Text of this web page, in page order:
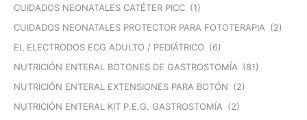
CUIDADOS NEONATALES CATÉTER PICC (1)
CUIDADOS NEONATALES PROTECTOR PARA FOTOTERAPIA (2)
EL ELECTRODOS ECG ADULTO / PEDIÁTRICO (6)
NUTRICIÓN ENTERAL BOTONES DE GASTROSTOMÍA (81)
NUTRICIÓN ENTERAL EXTENSIONES PARA BOTÓN (2)
NUTRICIÓN ENTERAL KIT P.E.G. GASTROSTOMÍA (2)